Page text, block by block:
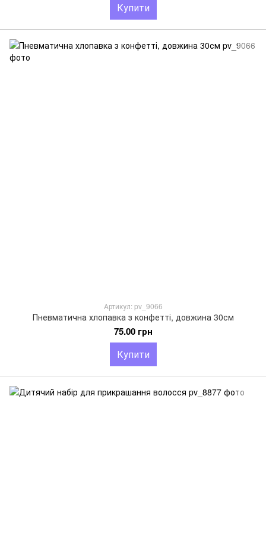
Купити
Артикул: pv_9066
Пневматична хлопавка з конфетті, довжина 30см
75.00 грн
Купити